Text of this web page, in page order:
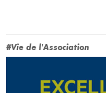
#Vie de l'Association